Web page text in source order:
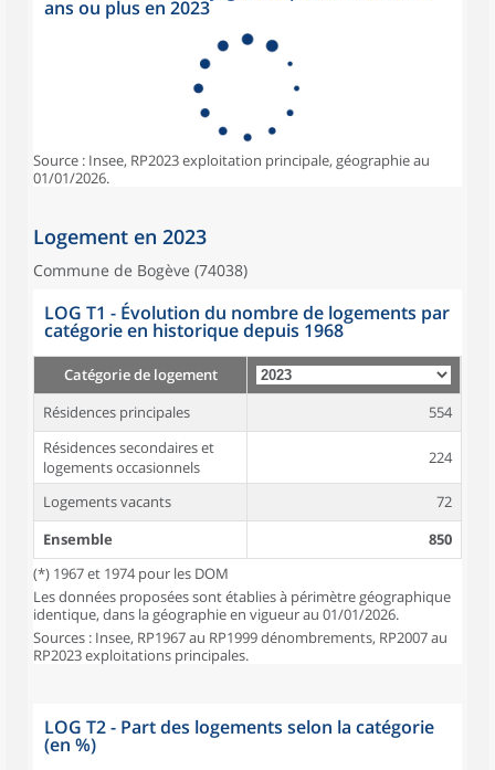
ans ou plus en 2023
Source : Insee, RP2023 exploitation principale, géographie au
01/01/2026.
Logement en 2023
Commune de Bogève (74038)
LOG T1 - Évolution du nombre de logements par
catégorie en historique depuis 1968
Catégorie de logement
Résidences principales
554
Résidences secondaires et
logements occasionnels
224
Logements vacants
72
Ensemble
850
(*) 1967 et 1974 pour les DOM
Les données proposées sont établies à périmètre géographique
identique, dans la géographie en vigueur au 01/01/2026.
Sources : Insee, RP1967 au RP1999 dénombrements, RP2007 au
RP2023 exploitations principales.
LOG T2 - Part des logements selon la catégorie
(en %)